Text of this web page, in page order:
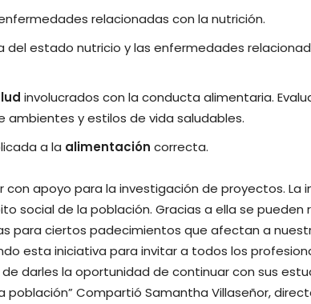
relacionadas con la nutrición.
del estado nutricio y las enfermedades
involucrados con la conducta alimentaria.
y estilos de vida saludables.
a la alimentación correcta.
apoyo para la investigación de proyectos. La
social de la población. Gracias a ella se pueden
para ciertos padecimientos que afectan a
esta iniciativa para invitar a todos los
darles la oportunidad de continuar con sus
Compartió Samantha Villaseñor,